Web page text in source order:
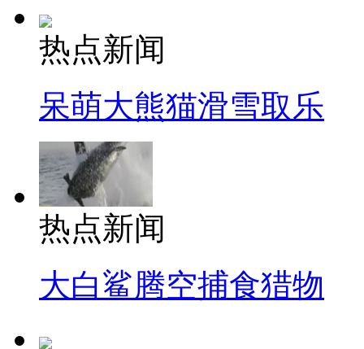
热点新闻
呆萌大熊猫滑雪取乐
热点新闻
大白鲨腾空捕食猎物